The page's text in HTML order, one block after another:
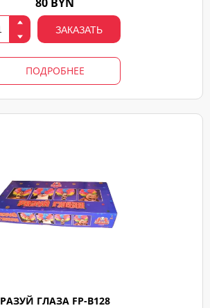
ЗАКАЗАТЬ
ПОДРОБНЕЕ
РАЗУЙ ГЛАЗА FP-B128